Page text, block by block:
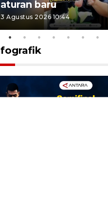
aturan baru
3 Agustus 2026 10:44